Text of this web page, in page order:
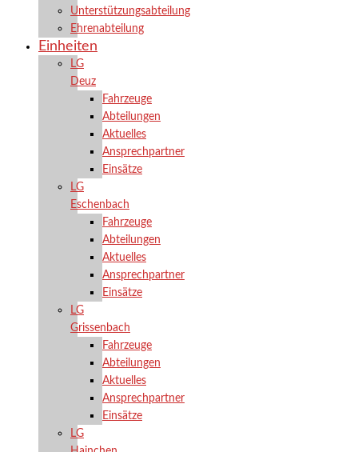
Unterstützungsabteilung
Ehrenabteilung
Einheiten
LG
Deuz
Fahrzeuge
Abteilungen
Aktuelles
Ansprechpartner
Einsätze
LG
Eschenbach
Fahrzeuge
Abteilungen
Aktuelles
Ansprechpartner
Einsätze
LG
Grissenbach
Fahrzeuge
Abteilungen
Aktuelles
Ansprechpartner
Einsätze
LG